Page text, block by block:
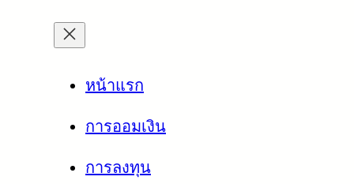
หน้าแรก
การออมเงิน
การลงทุน